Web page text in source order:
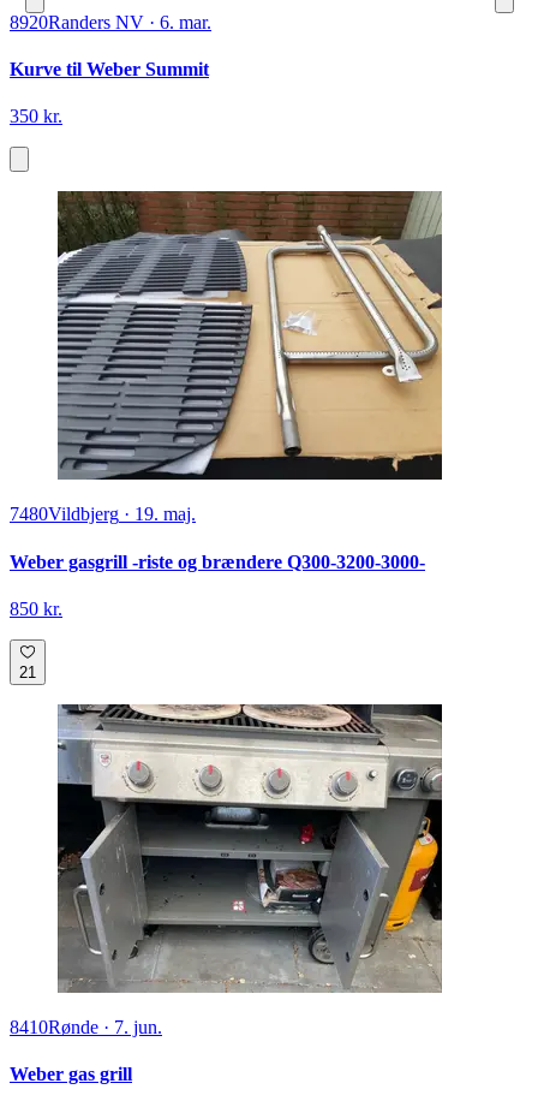
8920Randers NV · 6. mar.
Kurve til Weber Summit
350 kr.
7480Vildbjerg · 19. maj.
Weber gasgrill -riste og brændere Q300-3200-3000-
850 kr.
21
8410Rønde · 7. jun.
Weber gas grill